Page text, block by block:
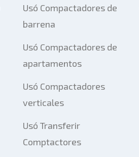
Usó Compactadores de
barrena
Usó Compactadores de
apartamentos
Usó Compactadores
verticales
Usó Transferir
Comptactores